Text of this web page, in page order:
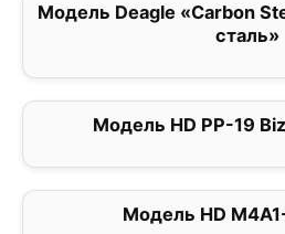
Модель Deagle «Carbon
сталь»
Модель HD PP-19
Модель HD